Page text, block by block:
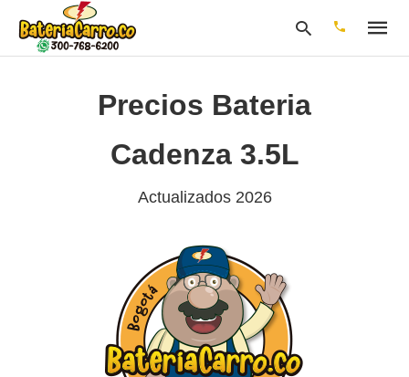
Precios Bateria
Cadenza 3.5L
Actualizados 2026